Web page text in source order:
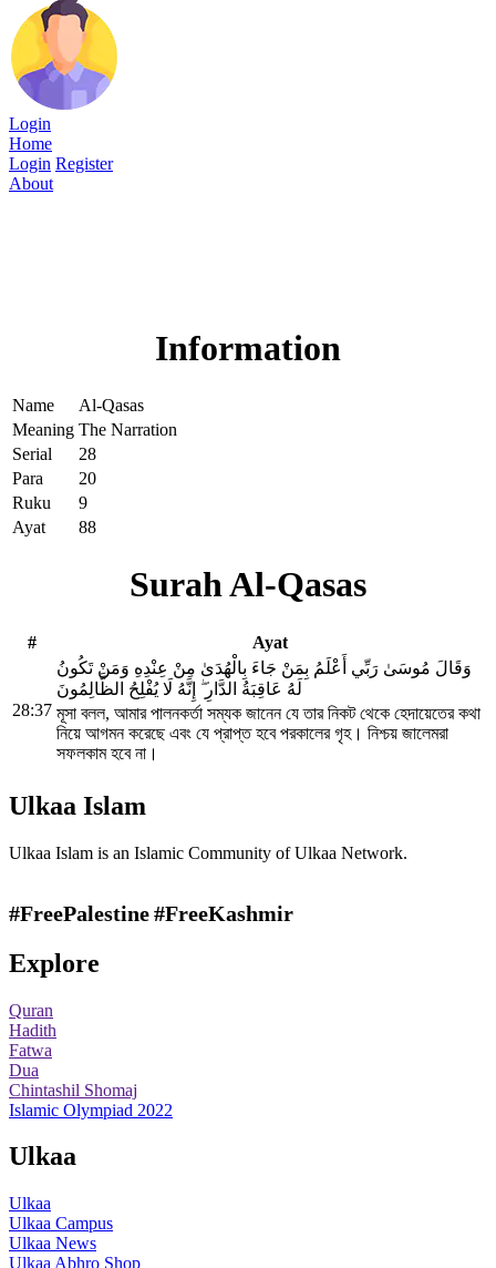
Login
Home
Login Register
About
Information
Name
Al-Qasas
Meaning The Narration
Serial
28
Para
20
Ruku
9
Ayat
88
Surah Al-Qasas
# Ayat
28:37
وَقَالَ مُوسَىٰ رَبِّي أَعْلَمُ بِمَنْ جَاءَ بِالْهُدَىٰ مِنْ عِنْدِهِ وَمَنْ تَكُونُ
لَهُ عَاقِبَةُ الدَّارِ ۖ إِنَّهُ لَا يُفْلِحُ الظَّالِمُونَ
মূসা বলল, আমার পালনকর্তা সম্যক জানেন যে তার নিকট থেকে হেদায়েতের কথা
নিয়ে আগমন করেছে এবং যে প্রাপ্ত হবে পরকালের গৃহ। নিশ্চয় জালেমরা
সফলকাম হবে না।
Ulkaa Islam
Ulkaa Islam is an Islamic Community of Ulkaa Network.
#FreePalestine#FreeKashmir
Explore
Quran
Hadith
Fatwa
Dua
Chintashil Shomaj
Islamic Olympiad 2022
Ulkaa
Ulkaa
Ulkaa Campus
Ulkaa News
Ulkaa Abhro Shop